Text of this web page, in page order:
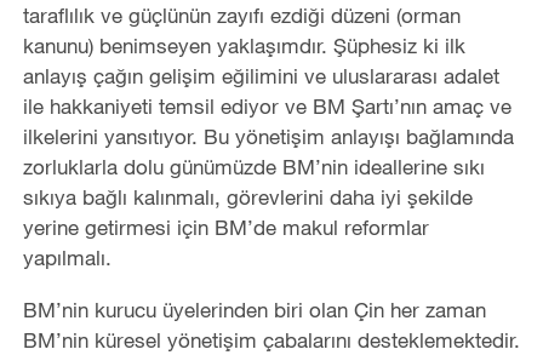
taraflılık ve güçlünün zayıfı ezdiği düzeni (orman
kanunu) benimseyen yaklaşımdır. Şüphesiz ki ilk
anlayış çağın gelişim eğilimini ve uluslararası adalet
ile hakkaniyeti temsil ediyor ve BM Şartı’nın amaç ve
ilkelerini yansıtıyor. Bu yönetişim anlayışı bağlamında
zorluklarla dolu günümüzde BM’nin ideallerine sıkı
sıkıya bağlı kalınmalı, görevlerini daha iyi şekilde
yerine getirmesi için BM’de makul reformlar
yapılmalı.
BM’nin kurucu üyelerinden biri olan Çin her zaman
BM’nin küresel yönetişim çabalarını desteklemektedir.